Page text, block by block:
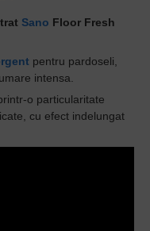
Sano Floor Fresh
pentru pardoseli,
intensa.
o particularitate
cu efect indelungat